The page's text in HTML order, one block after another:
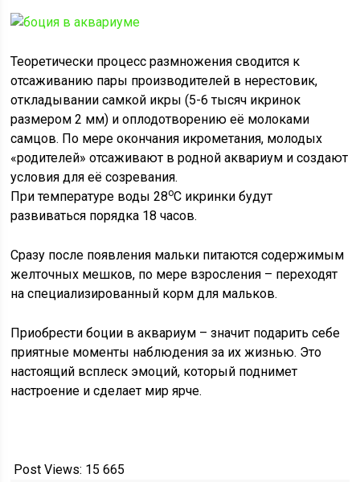
Теоретически процесс размножения сводится к
отсаживанию пары производителей в нерестовик,
откладывании самкой икры (5-6 тысяч икринок
размером 2 мм) и оплодотворению её молоками
самцов. По мере окончания икрометания, молодых
«родителей» отсаживают в родной аквариум и создают
условия для её созревания.
При температуре воды 28оС икринки будут
развиваться порядка 18 часов.
Сразу после появления мальки питаются содержимым
желточных мешков, по мере взросления – переходят
на специализированный корм для мальков.
Приобрести боции в аквариум – значит подарить себе
приятные моменты наблюдения за их жизнью. Это
настоящий всплеск эмоций, который поднимет
настроение и сделает мир ярче.
Post Views: 15 665